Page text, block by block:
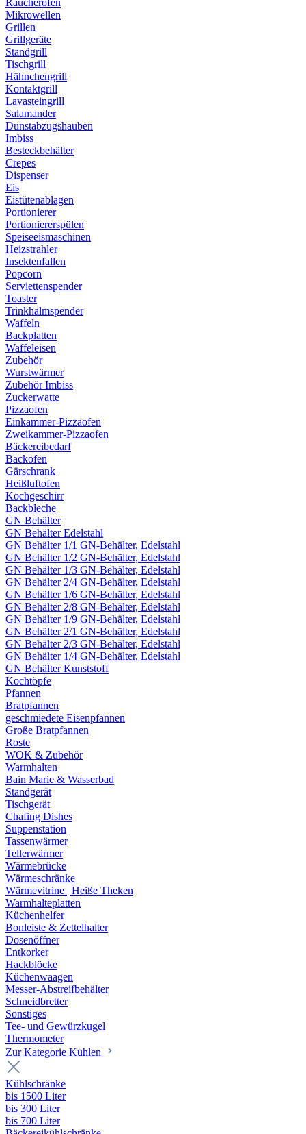
Räucherofen
Mikrowellen
Grillen
Grillgeräte
Standgrill
Tischgrill
Hähnchengrill
Kontaktgrill
Lavasteingrill
Salamander
Dunstabzugshauben
Imbiss
Besteckbehälter
Crepes
Dispenser
Eis
Eistütenablagen
Portionierer
Portioniererspülen
Speiseeismaschinen
Heizstrahler
Insektenfallen
Popcorn
Serviettenspender
Toaster
Trinkhalmspender
Waffeln
Backplatten
Waffeleisen
Zubehör
Wurstwärmer
Zubehör Imbiss
Zuckerwatte
Pizzaofen
Einkammer-Pizzaofen
Zweikammer-Pizzaofen
Bäckereibedarf
Backofen
Gärschrank
Heißluftofen
Kochgeschirr
Backbleche
GN Behälter
GN Behälter Edelstahl
GN Behälter 1/1 GN-Behälter, Edelstahl
GN Behälter 1/2 GN-Behälter, Edelstahl
GN Behälter 1/3 GN-Behälter, Edelstahl
GN Behälter 2/4 GN-Behälter, Edelstahl
GN Behälter 1/6 GN-Behälter, Edelstahl
GN Behälter 2/8 GN-Behälter, Edelstahl
GN Behälter 1/9 GN-Behälter, Edelstahl
GN Behälter 2/1 GN-Behälter, Edelstahl
GN Behälter 2/3 GN-Behälter, Edelstahl
GN Behälter 1/4 GN-Behälter, Edelstahl
GN Behälter Kunststoff
Kochtöpfe
Pfannen
Bratpfannen
geschmiedete Eisenpfannen
Große Bratpfannen
Roste
WOK & Zubehör
Warmhalten
Bain Marie & Wasserbad
Standgerät
Tischgerät
Chafing Dishes
Suppenstation
Tassenwärmer
Tellerwärmer
Wärmebrücke
Wärmeschränke
Wärmevitrine | Heiße Theken
Warmhalteplatten
Küchenhelfer
Bonleiste & Zettelhalter
Dosenöffner
Entkorker
Hackblöcke
Küchenwaagen
Messer-Abstreifbehälter
Schneidbretter
Sonstiges
Tee- und Gewürzkugel
Thermometer
Zur Kategorie Kühlen
Kühlschränke
bis 1500 Liter
bis 300 Liter
bis 700 Liter